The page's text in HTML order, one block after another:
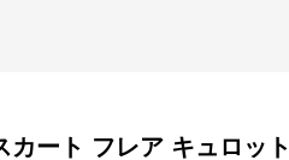
カート フレア キュロット